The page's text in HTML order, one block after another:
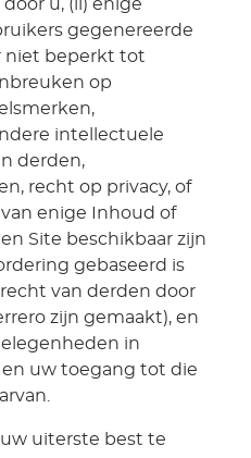
u, (ii) enige
gegenereerde
niet beperkt tot
op
intellectuele
derden,
recht op privacy, of
van enige Inhoud of
Site beschikbaar zijn
gebaseerd is
van derden door
zijn gemaakt), en
in
uw toegang tot die
uiterste best te